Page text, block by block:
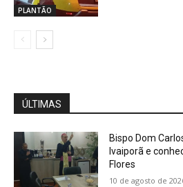
PLANTÃO
ÚLTIMAS
Bispo Dom
Ivaiporã e
Flores
10 de agosto de